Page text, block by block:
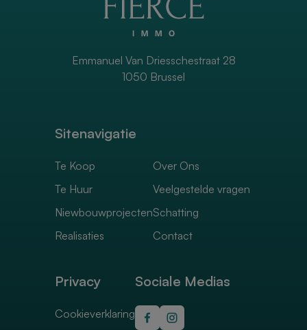
Sitenavigatie
Te Koop
Te Huur
Niewbouwprojecten
Realisaties
Over Ons
Veelgestelde vragen
Schatting
Contact
Emmanuel Van Driesschestraat 28
1050 Brussel
Privacy
Cookieverklaring
Sociale Medias